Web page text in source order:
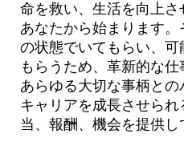
命を救い、生活を向上さ
あなたから始まります
の状態でいてもらい、
もらうため、革新的な
あらゆる大切な事柄との
キャリアを成長させら
当、報酬、機会を提供し